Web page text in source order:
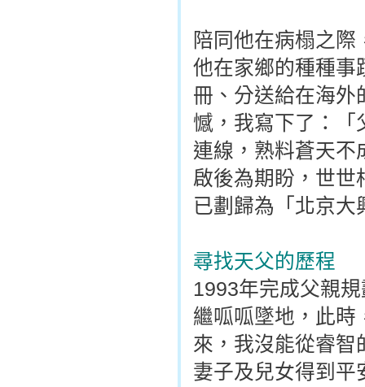
陪同他在病榻之
他在家鄉的種種事
冊、分送給在海外
憾，我寫下了：「
連線，熟料蒼天不
啟後為期盼，世世
已劃歸為「北京大
尋找天父的歷程
1993年完成父親
繼呱呱墜地，此時
來，我沒能從睿智
妻子及兒女得到平